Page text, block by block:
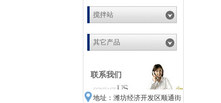
搅拌站
其它产品
联系我们
地址：潍坊经济开发区顺通街